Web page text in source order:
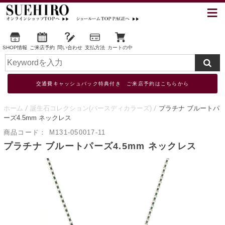
SHOP情報 ご来店予約 問い合わせ 支払方法 カートの中
交通費キャッシュバック特典付き ご来店予約はこちらから
ホーム 誕生石コレクション(バースディカラーズ)
プラチナ ブルートパ
ーズ4.5mm ネックレス
商品コード：
M131-050017-11
プラチナ ブルートパーズ4.5mm ネックレス